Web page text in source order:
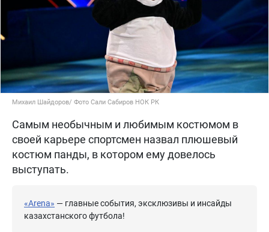
Михаил Шайдоров/ Фото Сали Сабиров НОК РК
Самым необычным и любимым костюмом в
своей карьере спортсмен назвал плюшевый
костюм панды, в котором ему довелось
выступать.
«Arena» — главные события, эксклюзивы и инсайды
казахстанского футбола!